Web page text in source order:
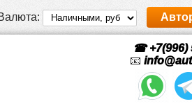
☎ +7(996)
📧